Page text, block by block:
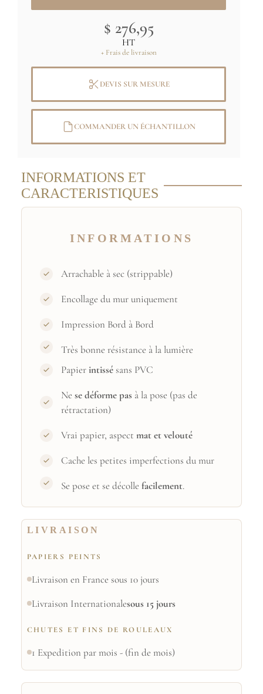
GrandPalaisRmn / Thierry Ollivier
$ 276,95
HT
+ Frais de livraison
DEVIS SUR MESURE
COMMANDER UN ÉCHANTILLON
INFORMATIONS ET
CARACTERISTIQUES
INFORMATIONS
Arrachable à sec (strippable)
Encollage du mur uniquement
Impression Bord à Bord
Très bonne résistance à la lumière
Papierintissésans PVC
Nese déforme pas à la pose (pas de
rétractation)
Vrai papier, aspectmat et velouté
Cache les petites imperfections du mur
Se pose et se décollefacilement.
LIVRAISON
PAPIERS PEINTS
Livraison en France sous 10 jours
Livraison Internationalesous 15 jours
CHUTES ET FINS DE ROULEAUX
1 Expedition par mois - (fin de mois)